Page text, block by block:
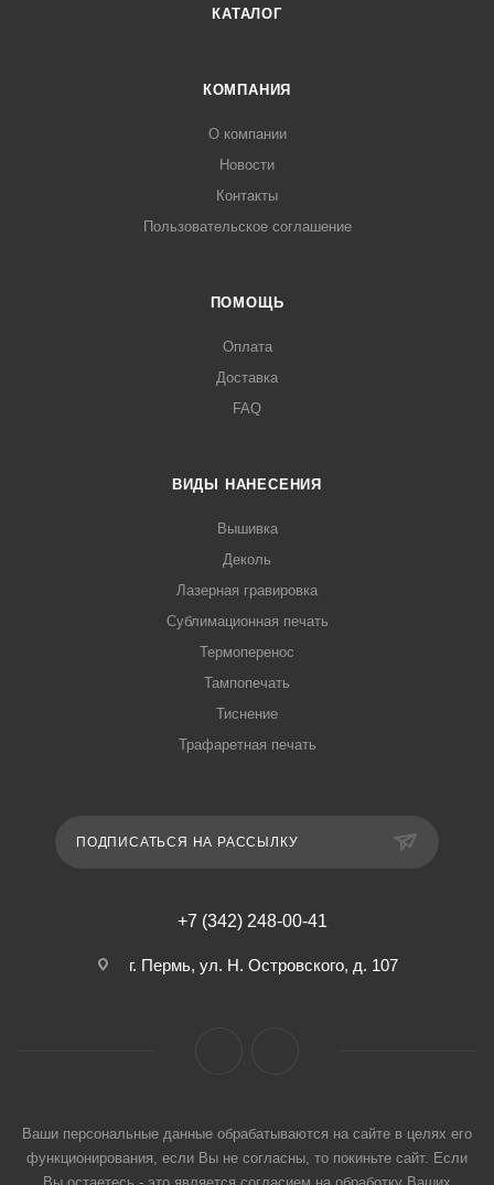
КАТАЛОГ
КОМПАНИЯ
О компании
Новости
Контакты
Пользовательское соглашение
ПОМОЩЬ
Оплата
Доставка
FAQ
ВИДЫ НАНЕСЕНИЯ
Вышивка
Деколь
Лазерная гравировка
Сублимационная печать
Термоперенос
Тампопечать
Тиснение
Трафаретная печать
ПОДПИСАТЬСЯ НА РАССЫЛКУ
+7 (342) 248-00-41
г. Пермь, ул. Н. Островского, д. 107
Ваши персональные данные обрабатываются на сайте в целях его
функционирования, если Вы не согласны, то покиньте сайт. Если